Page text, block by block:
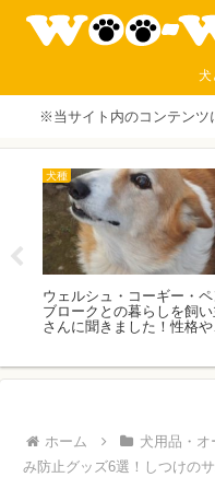
犬
※当サイト内のコンテンツ
犬種
ウェルシュ・コーギー・ペ
ブロークとの暮らしを飼い
さんに聞きました！性格や
ホーム 犬用品・オ
み防止グッズ6選！しつけのサ